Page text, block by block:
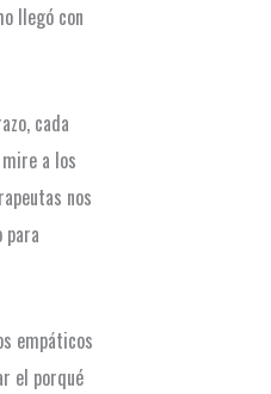
llegó con
cada
a los
nos
para
empáticos
el porqué